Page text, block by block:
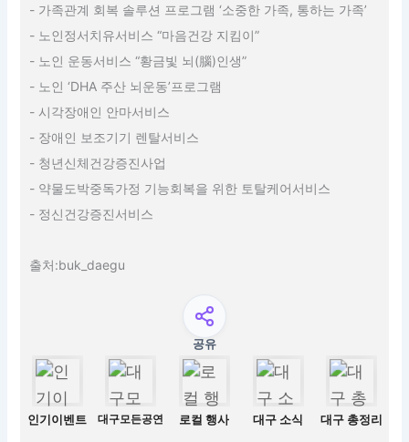
- 가족관계 회복 솔루션 프로그램 ‘소중한 가족, 통하는 가족’
- 노인정서치유서비스 “마음건강 지킴이”
- 노인 운동서비스 “황금빛 뇌(腦)인생”
- 노인 ‘DHA 주산 뇌운동’프로그램
- 시각장애인 안마서비스
- 장애인 보조기기 렌탈서비스
- 청년신체건강증진사업
- 약물도박중독가정 기능회복을 위한 토탈케어서비스
- 정신건강증진서비스
출처:buk_daegu
공유
인기이벤트 대구모든공연 로컬 행사 대구 소식 대구 총정리